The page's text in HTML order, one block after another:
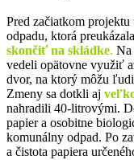
Pred začiatkom
odpadu, ktorá
skončiť na skládke. Na
vedeli opätovne využiť
dvor, na ktorý môžu
Zmeny sa dotkli aj
nahradili 40-litrovými.
papier a osobitne
komunálny odpad. Po
a čistota papiera